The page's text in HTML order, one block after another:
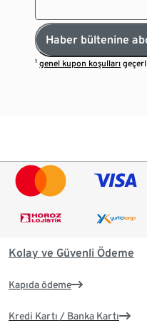
Haber bültenine
¹genel kupon koşulları
Kolay ve Güvenli Ödeme
Kapıda ödeme
Kredi Kartı / Banka Kartı